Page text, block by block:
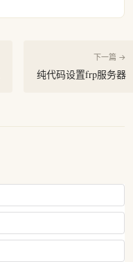
下一篇 →
纯代码设置frp服务器